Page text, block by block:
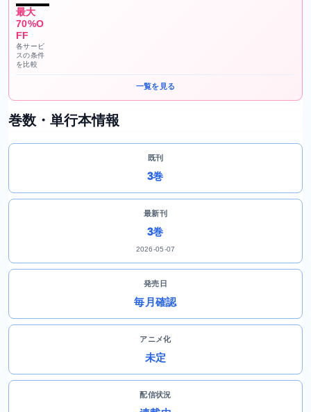
最大
70%O
FF
各サービ
スの条件
を比較
一覧を見る
巻数・単行本情報
既刊
3巻
最新刊
3巻
2026-05-07
発売日
毎月確認
アニメ化
未定
配信状況